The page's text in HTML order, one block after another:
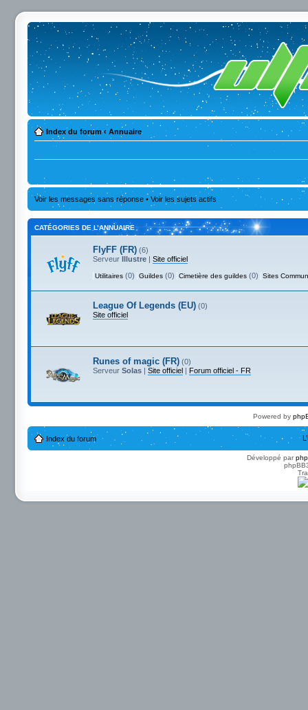
Index du forum ‹ Annuaire
Voir les messages sans réponse • Voir les sujets actifs
CATÉGORIES DE L’ANNUAIRE
FlyFF (FR) (6)
Serveur Illustre | Site officiel
Utilitaires (0) Guildes (0) Cimetière des guildes (0) Sites
League Of Legends (EU) (0)
Site officiel
Runes of magic (FR) (0)
Serveur Solas | Site officiel | Forum officiel - FR
Powered by
Index du forum
Développé par